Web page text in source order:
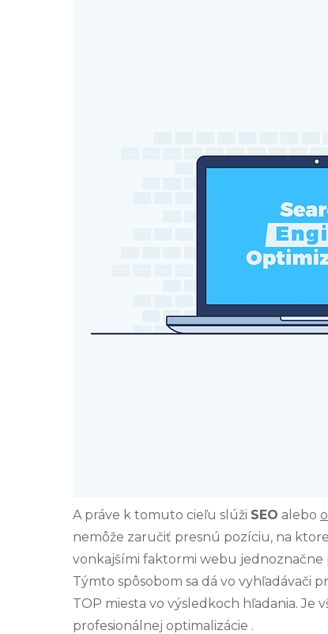
A práve k tomuto cieľu slúži SEO alebo
nemôže zaručiť presnú pozíciu, na
vonkajšími faktormi webu jednoznačne
Týmto spôsobom sa dá vo vyhľadávači
TOP miesta vo výsledkoch hľadania.
profesionálnej optimalizácie .